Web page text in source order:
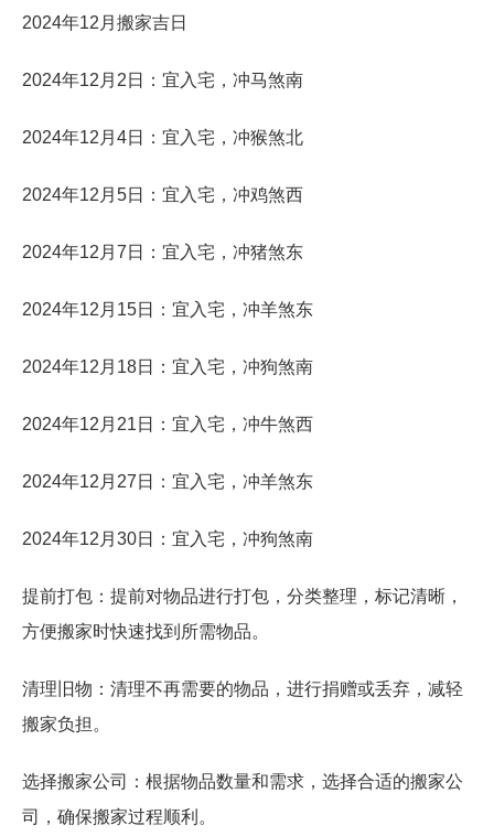
2024年12月搬家吉日
2024年12月2日：宜入宅，冲马煞南
2024年12月4日：宜入宅，冲猴煞北
2024年12月5日：宜入宅，冲鸡煞西
2024年12月7日：宜入宅，冲猪煞东
2024年12月15日：宜入宅，冲羊煞东
2024年12月18日：宜入宅，冲狗煞南
2024年12月21日：宜入宅，冲牛煞西
2024年12月27日：宜入宅，冲羊煞东
2024年12月30日：宜入宅，冲狗煞南
提前打包：提前对物品进行打包，分类整理，标记清晰，
方便搬家时快速找到所需物品。
清理旧物：清理不再需要的物品，进行捐赠或丢弃，减轻
搬家负担。
选择搬家公司：根据物品数量和需求，选择合适的搬家公
司，确保搬家过程顺利。